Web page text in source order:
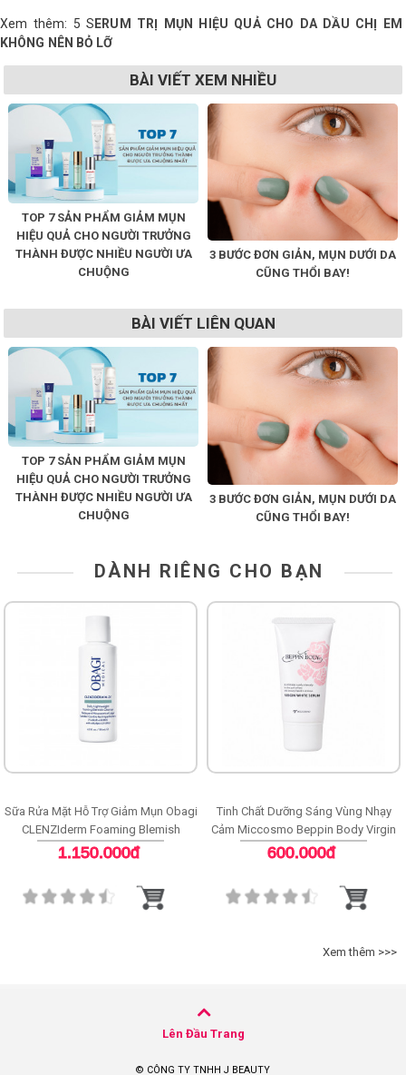
Xem thêm: 5 S ERUM TRỊ MỤN HIỆU QUẢ CHO DA DẦU CHỊ EM
KHÔNG NÊN BỎ LỠ
BÀI VIẾT XEM NHIỀU
TOP 7 SẢN PHẨM GIẢM MỤN
HIỆU QUẢ CHO NGƯỜI TRƯỞNG
THÀNH ĐƯỢC NHIỀU NGƯỜI ƯA
CHUỘNG
3 BƯỚC ĐƠN GIẢN, MỤN DƯỚI DA
CŨNG THỔI BAY!
BÀI VIẾT LIÊN QUAN
TOP 7 SẢN PHẨM GIẢM MỤN
HIỆU QUẢ CHO NGƯỜI TRƯỞNG
THÀNH ĐƯỢC NHIỀU NGƯỜI ƯA
CHUỘNG
3 BƯỚC ĐƠN GIẢN, MỤN DƯỚI DA
CŨNG THỔI BAY!
DÀNH RIÊNG CHO BẠN
Sữa Rửa Mặt Hỗ Trợ Giảm Mụn Obagi
CLENZIderm Foaming Blemish
Cleanser
1.150.000đ
Tinh Chất Dưỡng Sáng Vùng Nhạy
Cảm Miccosmo Beppin Body Virgin
White Serum
600.000đ
Xem thêm >>>
Lên Đầu Trang
© CÔNG TY TNHH J BEAUTY